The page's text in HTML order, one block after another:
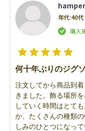
年代:40代
何十年ぶりのジグ
注文してから商品到
きました。飾る場所
していく時間はとて
か、たくさんの種類
しみのひとつになって